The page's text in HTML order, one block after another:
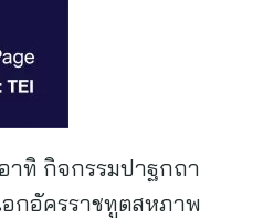
าทิ กิจกรรมปาฐกถา
อกอัครราชทูตสหภาพ